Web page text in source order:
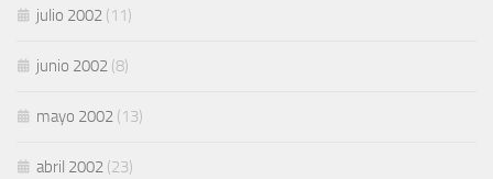
julio 2002 (11)
junio 2002 (8)
mayo 2002 (13)
abril 2002 (23)